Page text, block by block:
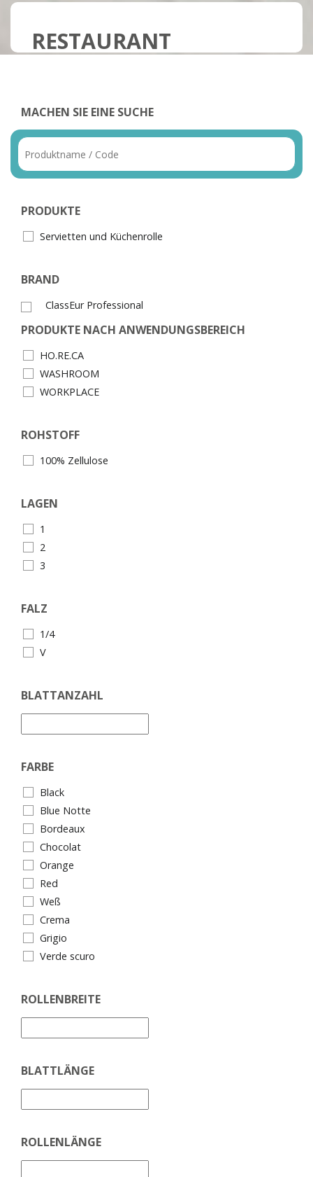
RESTAURANT
MACHEN SIE EINE SUCHE
PRODUKTE
Servietten und Küchenrolle
BRAND
ClassEur Professional
PRODUKTE NACH ANWENDUNGSBEREICH
HO.RE.CA
WASHROOM
WORKPLACE
ROHSTOFF
100% Zellulose
LAGEN
1
2
3
FALZ
1/4
V
BLATTANZAHL
FARBE
Black
Blue Notte
Bordeaux
Chocolat
Orange
Red
Weß
Crema
Grigio
Verde scuro
ROLLENBREITE
BLATTLÄNGE
ROLLENLÄNGE